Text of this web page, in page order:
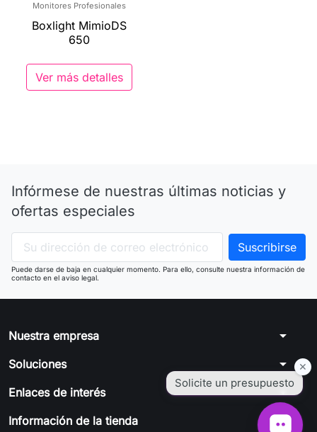
Monitores Profesionales
Boxlight MimioDS
650
Ver más detalles
Infórmese de nuestras últimas noticias y
ofertas especiales
Puede darse de baja en cualquier momento. Para ello, consulte nuestra información de
contacto en el aviso legal.
Nuestra empresa arrow_drop_down
Soluciones arrow_drop_down
Enlaces de interés arrow_drop_down
Información de la tienda arrow_drop_down